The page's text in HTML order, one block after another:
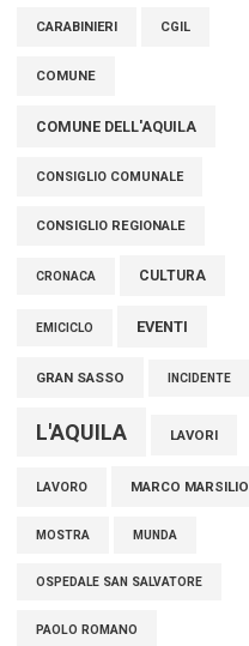
tra cui molti abruzzesi"
Agosto 2026
CARABINIERI CGIL
COMUNE
COMUNE DELL'AQUILA
CONSIGLIO COMUNALE
CONSIGLIO REGIONALE
CRONACA CULTURA
EMICICLO EVENTI
GRAN SASSO INCIDENTE
L'AQUILA LAVORI
LAVORO MARCO MARSILIO
MOSTRA MUNDA
OSPEDALE SAN SALVATORE
PAOLO ROMANO